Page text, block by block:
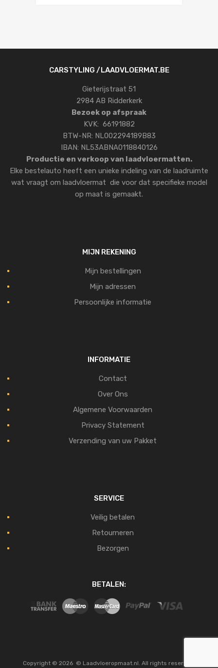
CARSTYLING /LAADVLOERMAT.BE
Gieterijstraat 51
2984 AB Ridderkerk
Bezoek op afspraak
KVK: 66191882
BTW-NR: NL002294189B83
IBAN: NL53ABNA0118840126
Productie en verkoop van laadvloermatten.
Elke bestelauto heeft een unieke indeling van de laadruimte
wat vraagt om laadvloermat die voor dat specifieke model
op maat is gemaakt.
MIJN REKENING
Mijn bestellingen
Mijn adressen
Persoonlijke informatie
INFORMATIE
Contact
Over Ons
Algemene Voorwaarden
Privacy Statement
Verzending van uw Pakket
SERVICE
Veilig betalen
Retourneren
Bezorgen
BETALEN:
Copyright © 2026 © Laadvloeropmaat.nl. All rights reserved.